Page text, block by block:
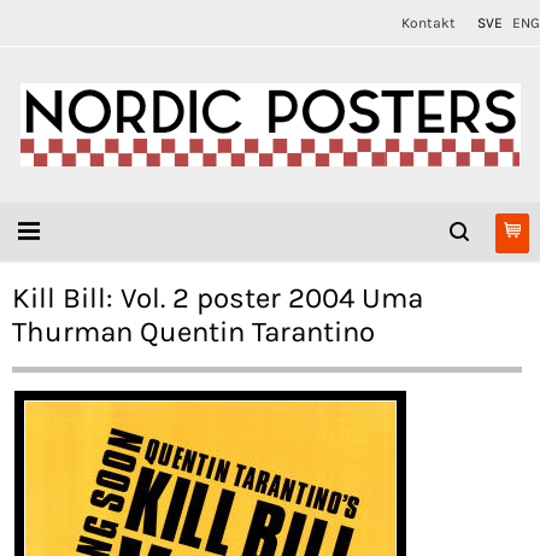
Kontakt SVE ENG
Kill Bill: Vol. 2 poster 2004 Uma
Thurman Quentin Tarantino